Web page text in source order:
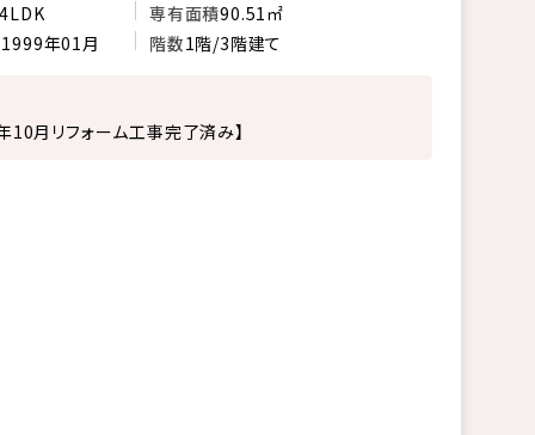
4LDK 専有面積90.51㎡
1999年01月 階数1階/3階建て
10月リフォーム工事完了済み】